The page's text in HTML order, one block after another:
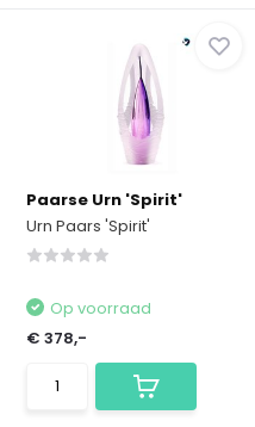
Paarse Urn 'Spirit'
Urn Paars 'Spirit'
Op voorraad
€ 378,-